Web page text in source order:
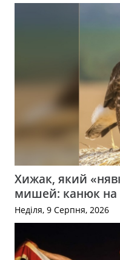
Хижак, який
мишей: канюк
Неділя, 9 Серпня, 2026